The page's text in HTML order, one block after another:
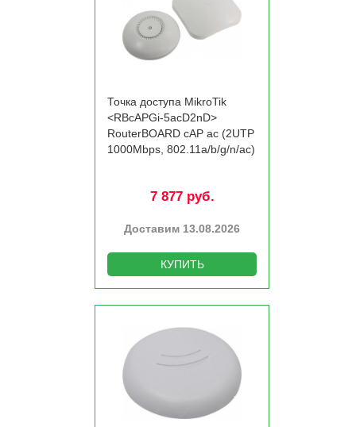
Точка доступа MikroTik
<RBcAPGi-5acD2nD>
RouterBOARD cAP ac (2UTP
1000Mbps, 802.11a/­b/­g/­n/­ac)
7 877 руб.
Доставим 13.08.2026
КУПИТЬ